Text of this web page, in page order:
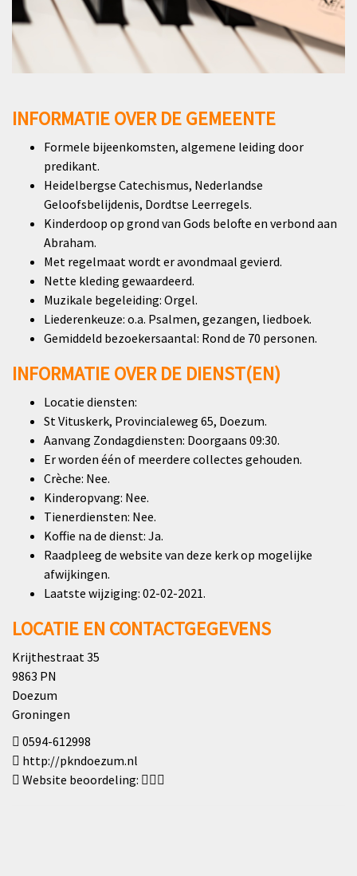
INFORMATIE OVER DE GEMEENTE
Formele bijeenkomsten, algemene leiding door
predikant.
Heidelbergse Catechismus, Nederlandse
Geloofsbelijdenis, Dordtse Leerregels.
Kinderdoop op grond van Gods belofte en verbond aan
Abraham.
Met regelmaat wordt er avondmaal gevierd.
Nette kleding gewaardeerd.
Muzikale begeleiding: Orgel.
Liederenkeuze: o.a. Psalmen, gezangen, liedboek.
Gemiddeld bezoekersaantal: Rond de 70 personen.
INFORMATIE OVER DE DIENST(EN)
Locatie diensten:
St Vituskerk, Provincialeweg 65, Doezum.
Aanvang Zondagdiensten: Doorgaans 09:30.
Er worden één of meerdere collectes gehouden.
Crèche: Nee.
Kinderopvang: Nee.
Tienerdiensten: Nee.
Koffie na de dienst: Ja.
Raadpleeg de website van deze kerk op mogelijke
afwijkingen.
Laatste wijziging: 02-02-2021.
LOCATIE EN CONTACTGEGEVENS
Krijthestraat 35
9863 PN
Doezum
Groningen
0594-612998
http://pkndoezum.nl
Website beoordeling: